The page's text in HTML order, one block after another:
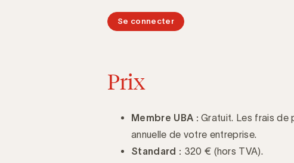
Se connecter
Prix
Membre UBA : Gratuit. Les frais de
annuelle de votre entreprise.
Standard : 320 € (hors TVA).